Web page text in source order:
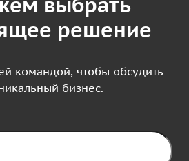
решение
командой, чтобы обсудить
бизнес.